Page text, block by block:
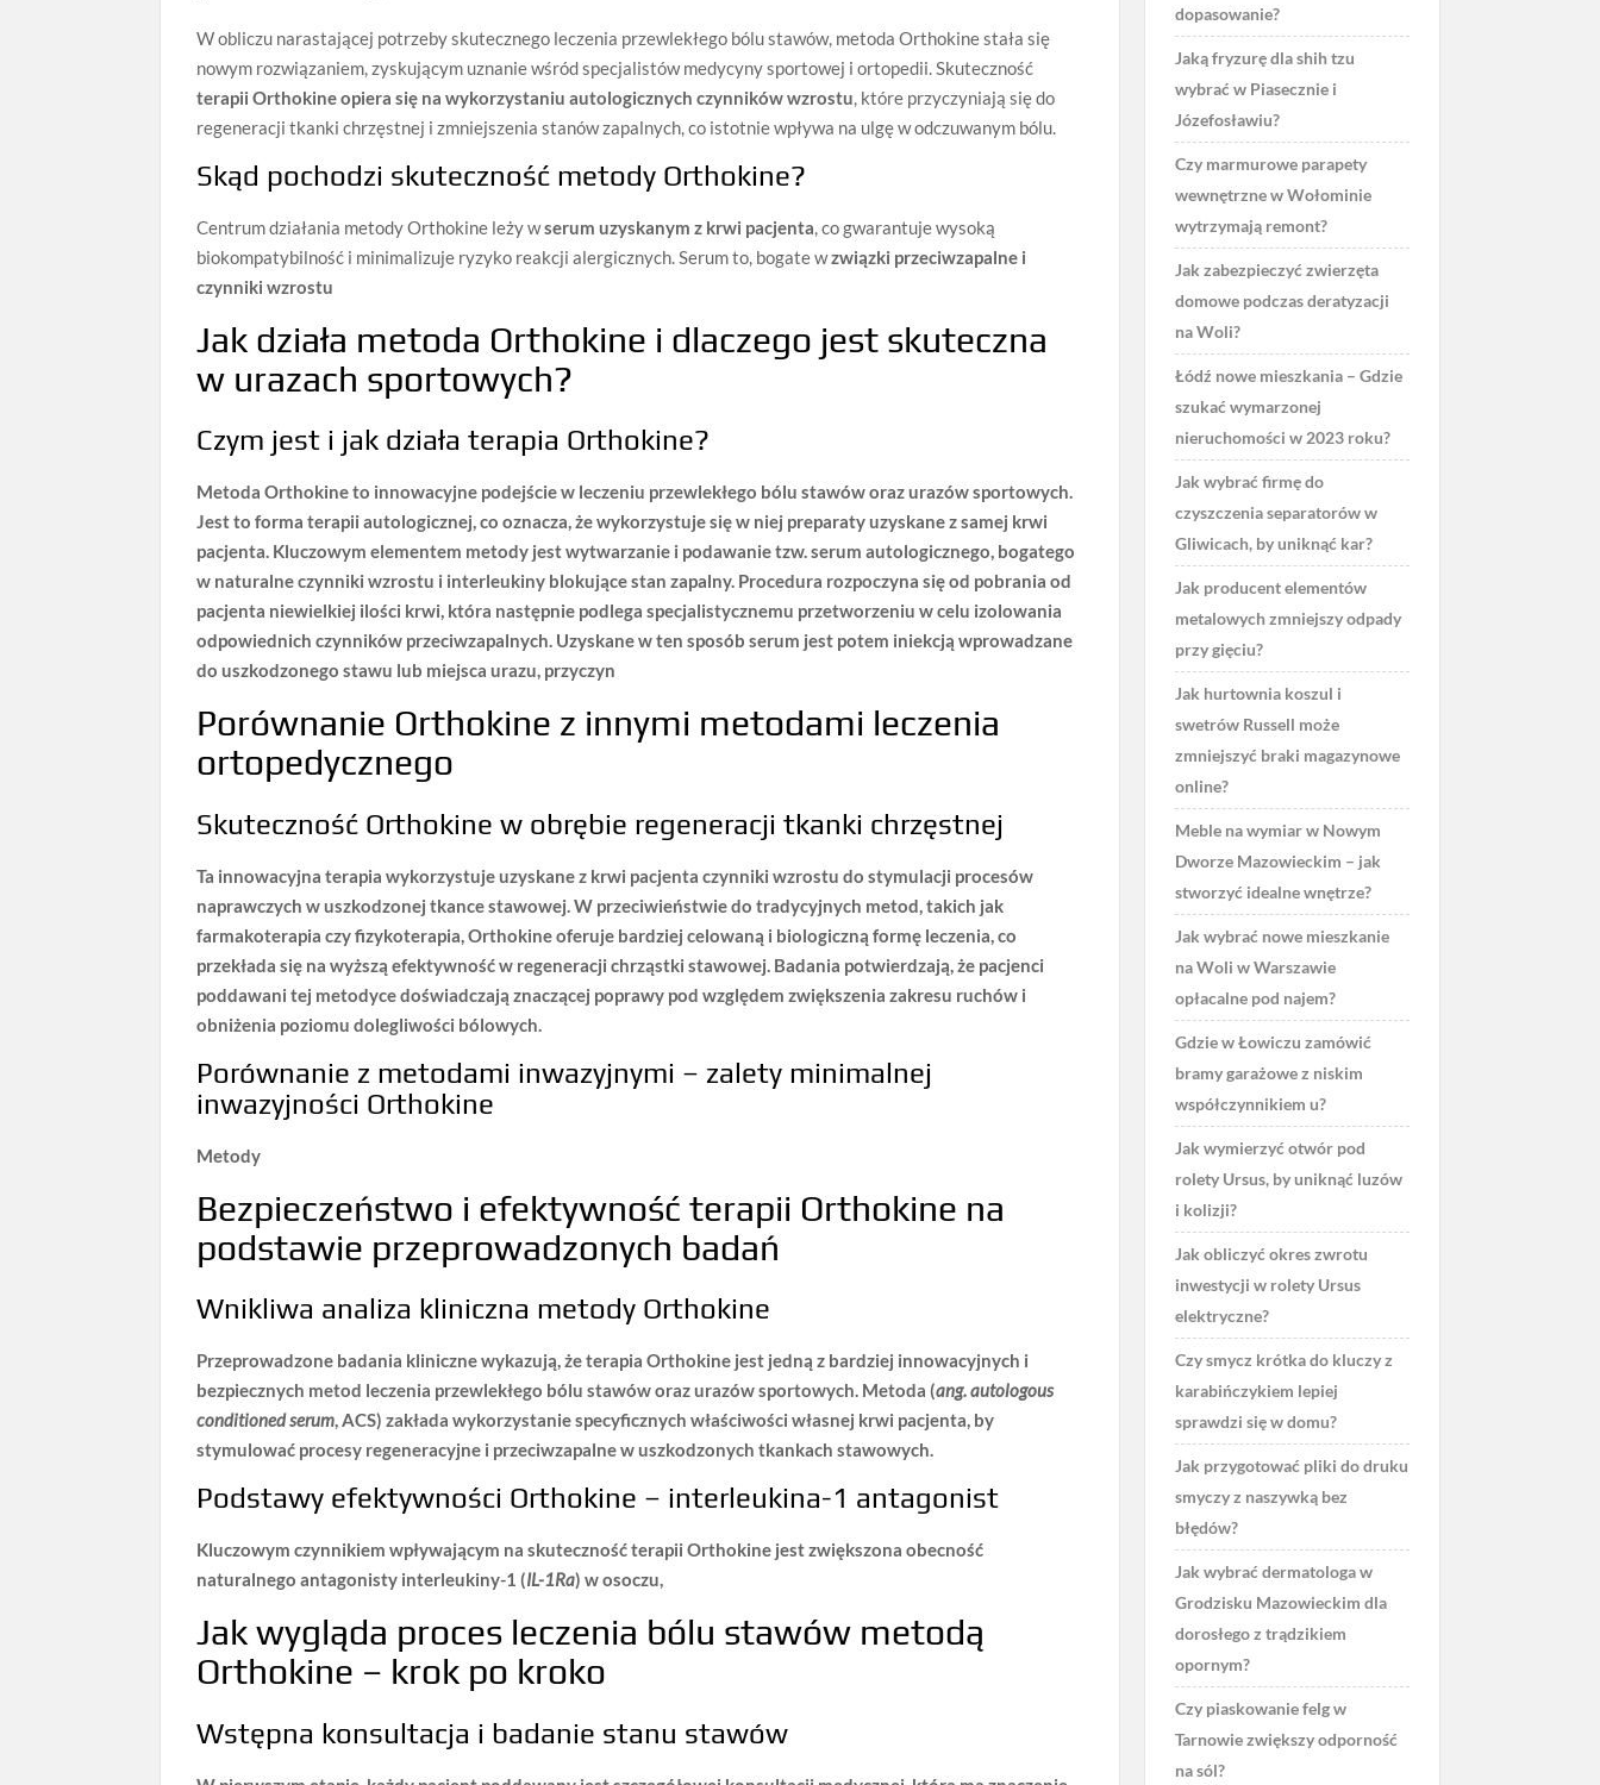
W obliczu narastającej potrzeby skutecznego leczenia przewlekłego bólu stawów, metoda Orthokine stała się
nowym rozwiązaniem, zyskującym uznanie wśród specjalistów medycyny sportowej i ortopedii. Skuteczność
terapii Orthokine opiera się na wykorzystaniu autologicznych czynników wzrostu, które przyczyniają się do
regeneracji tkanki chrzęstnej i zmniejszenia stanów zapalnych, co istotnie wpływa na ulgę w odczuwanym bólu.
Skąd pochodzi skuteczność metody Orthokine?
Centrum działania metody Orthokine leży wserum uzyskanym z krwi pacjenta, co gwarantuje wysoką
biokompatybilność i minimalizuje ryzyko reakcji alergicznych. Serum to, bogate wzwiązki przeciwzapalne i
czynniki wzrostu
Jak działa metoda Orthokine i dlaczego jest skuteczna
w urazach sportowych?
Czym jest i jak działa terapia Orthokine?
MetodaOrthokineto innowacyjne podejście w leczeniu przewlekłego bólu stawóworazurazów sportowych.
Jest to forma terapii autologicznej, co oznacza, że wykorzystuje się w niej preparaty uzyskane z samej krwi
pacjenta. Kluczowym elementem metody jest wytwarzanie i podawanie tzw. serum autologicznego, bogatego
w naturalne czynniki wzrostu i interleukiny blokujące stan zapalny. Procedura rozpoczyna się od pobrania od
pacjenta niewielkiej ilości krwi, która następnie podlega specjalistycznemu przetworzeniu w celu izolowania
odpowiednich czynników przeciwzapalnych. Uzyskane w ten sposób serum jest potem iniekcją wprowadzane
do uszkodzonego stawu lub miejsca urazu, przyczyn
Porównanie Orthokine z innymi metodami leczenia
ortopedycznego
Skuteczność Orthokine w obrębie regeneracji tkanki chrzęstnej
Ta innowacyjna terapia wykorzystuje uzyskane z krwi pacjenta czynniki wzrostu do stymulacji procesów
naprawczych w uszkodzonej tkance stawowej. W przeciwieństwie do tradycyjnych metod, takich jak
farmakoterapia czy fizykoterapia,Orthokine oferuje bardziej celowaną i biologiczną formę leczenia, co
przekłada się na wyższą efektywność w regeneracji chrząstki stawowej. Badania potwierdzają, że pacjenci
poddawani tej metodyce doświadczają znaczącej poprawy pod względem zwiększenia zakresu ruchów i
obniżenia poziomu dolegliwości bólowych.
Porównanie z metodami inwazyjnymi – zalety minimalnej
inwazyjności Orthokine
Metody
Bezpieczeństwo i efektywność terapii Orthokine na
podstawie przeprowadzonych badań
Wnikliwa analiza kliniczna metody Orthokine
Przeprowadzone badania kliniczne wykazują, żeterapia Orthokine jest jedną z bardziej innowacyjnych i
bezpiecznych metod leczenia przewlekłego bólu stawów oraz urazów sportowych. Metoda (ang. autologous
conditioned serum, ACS) zakłada wykorzystanie specyficznych właściwości własnej krwi pacjenta, by
stymulować procesy regeneracyjne i przeciwzapalne w uszkodzonych tkankach stawowych.
Podstawy efektywności Orthokine – interleukina-1 antagonist
Kluczowym czynnikiem wpływającym na skuteczność terapii Orthokine jest zwiększona obecność
naturalnego antagonisty interleukiny-1 (IL-1Ra) w osoczu,
Jak wygląda proces leczenia bólu stawów metodą
Orthokine – krok po kroko
Wstępna konsultacja i badanie stanu stawów
dopasowanie?
Jaką fryzurę dla shih tzu
wybrać w Piasecznie i
Józefosławiu?
Czy marmurowe parapety
wewnętrzne w Wołominie
wytrzymają remont?
Jak zabezpieczyć zwierzęta
domowe podczas deratyzacji
na Woli?
Łódź nowe mieszkania – Gdzie
szukać wymarzonej
nieruchomości w 2023 roku?
Jak wybrać firmę do
czyszczenia separatorów w
Gliwicach, by uniknąć kar?
Jak producent elementów
metalowych zmniejszy odpady
przy gięciu?
Jak hurtownia koszul i
swetrów Russell może
zmniejszyć braki magazynowe
online?
Meble na wymiar w Nowym
Dworze Mazowieckim – jak
stworzyć idealne wnętrze?
Jak wybrać nowe mieszkanie
na Woli w Warszawie
opłacalne pod najem?
Gdzie w Łowiczu zamówić
bramy garażowe z niskim
współczynnikiem u?
Jak wymierzyć otwór pod
rolety Ursus, by uniknąć luzów
i kolizji?
Jak obliczyć okres zwrotu
inwestycji w rolety Ursus
elektryczne?
Czy smycz krótka do kluczy z
karabińczykiem lepiej
sprawdzi się w domu?
Jak przygotować pliki do druku
smyczy z naszywką bez
błędów?
Jak wybrać dermatologa w
Grodzisku Mazowieckim dla
dorosłego z trądzikiem
opornym?
Czy piaskowanie felg w
Tarnowie zwiększy odporność
na sól?